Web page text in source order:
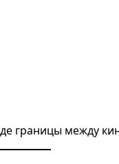
границы между